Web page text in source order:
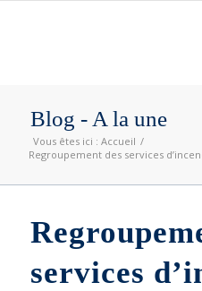
Blog - A la une
Vous êtes ici : Accueil /
Regroupement des services
services